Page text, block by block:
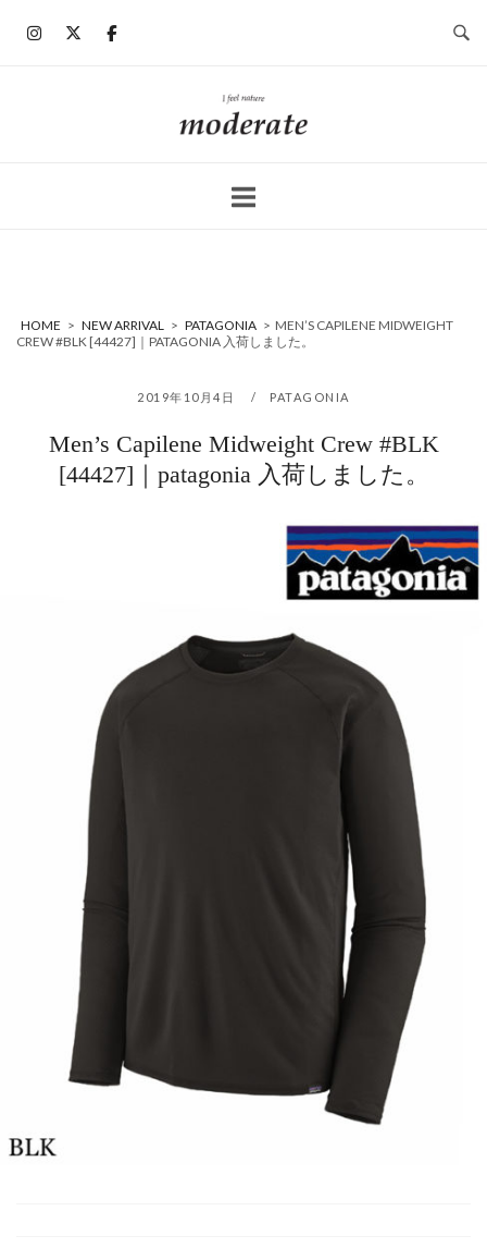
ホ
ー
HOME > NEW ARRIVAL > PATAGONIA > MEN’S CAPILENE MIDWEIGHT
CREW #BLK [44427]｜PATAGONIA 入荷しました。
2019年10月4日 PATAGONIA
Men’s Capilene Midweight Crew #BLK
[44427]｜patagonia 入荷しました。